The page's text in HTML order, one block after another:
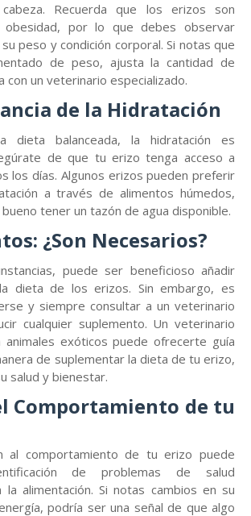
Recuerda que los erizos son
por lo que debes observar
peso y condición corporal. Si notas que
de peso, ajusta la cantidad de
con un veterinario especializado.
de la Hidratación
dieta balanceada, la hidratación es
de que tu erizo tenga acceso a
los días. Algunos erizos pueden preferir
a través de alimentos húmedos,
tener un tazón de agua disponible.
¿Son Necesarios?
puede ser beneficioso añadir
dieta de los erizos. Sin embargo, es
y siempre consultar a un veterinario
cualquier suplemento. Un veterinario
animales exóticos puede ofrecerte guía
de suplementar la dieta de tu erizo,
salud y bienestar.
Comportamiento de tu
al comportamiento de tu erizo puede
de problemas de salud
la alimentación. Si notas cambios en su
podría ser una señal de que algo